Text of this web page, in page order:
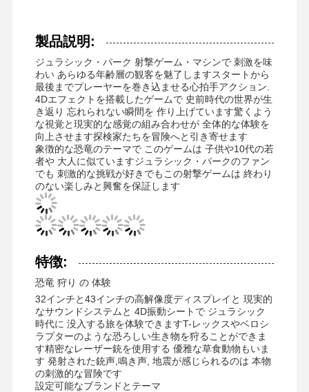
製品説明:
ジュラシック・パーク 射撃ゲーム・マシンで 刺激を味
わい あらゆる年齢層の観客を魅了しますスタートから
最後までプレーヤーを巻き込ませる心拍手アクション.
4Dエフェクトを搭載したゲームで 史前時代の世界が生
き返り 忘れられない瞬間を 作り上げています驚くよう
な視覚と現実的な感覚の組み合わせが 全体的な体験を
向上させます探検家たちを冒険へと引き寄せます
象徴的な恐竜のテーマで このゲームは 子供や10代の若
者や 大人に似ていますジュラシック・パークのファン
でも 刺激的な挑戦が好きでもこの射撃ゲームは 終わり
のない楽しみと興奮を保証します
特徴:
恐竜 狩り の 体験
32インチと43インチの高解像度ディスプレイと 現実的
なサウンドシステムと 4D振動シートで ジュラシック
時代に 没入する旅を体験できますT-レックスやベロシ
ラプターのような恐ろしい生き物を狩ることができま
す精密なレーザー銃を使用する 優雅な草食動物もいま
す 発射された銃声,鳴き声, 地震が感じられるのは 本物
の刺激的な冒険です
設定可能なブランドとテーマ